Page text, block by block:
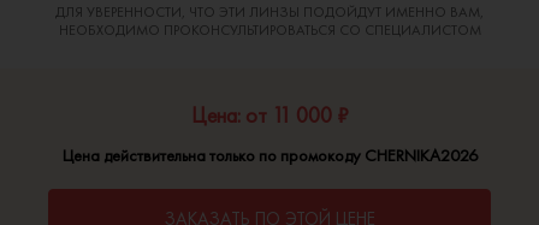
ДЛЯ УВЕРЕННОСТИ, ЧТО ЭТИ ЛИНЗЫ ПОДОЙДУТ ИМЕННО ВАМ,
НЕОБХОДИМО ПРОКОНСУЛЬТИРОВАТЬСЯ СО СПЕЦИАЛИСТОМ
Цена: от 11 000 ₽
Цена действительна только по промокоду CHERNIKA2026
ЗАКАЗАТЬ ПО ЭТОЙ ЦЕНЕ